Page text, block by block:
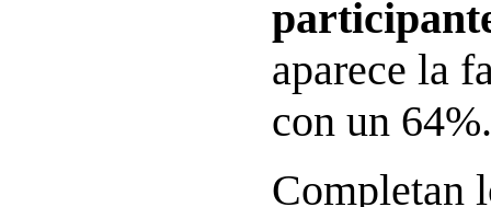
aparece la
con un 64%.
Completan